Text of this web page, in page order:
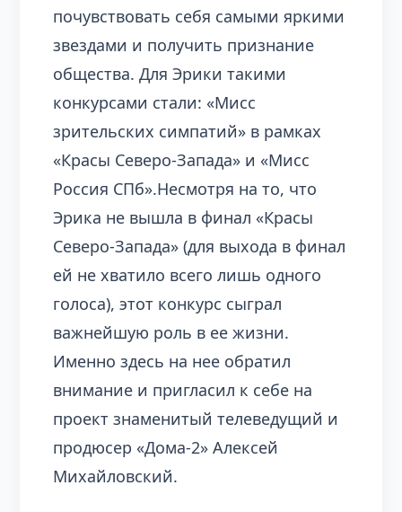
почувствовать себя самыми яркими
звездами и получить признание
общества. Для Эрики такими
конкурсами стали: «Мисс
зрительских симпатий» в рамках
«Красы Северо-Запада» и «Мисс
Россия СПб».Несмотря на то, что
Эрика не вышла в финал «Красы
Северо-Запада» (для выхода в финал
ей не хватило всего лишь одного
голоса), этот конкурс сыграл
важнейшую роль в ее жизни.
Именно здесь на нее обратил
внимание и пригласил к себе на
проект знаменитый телеведущий и
продюсер «Дома-2» Алексей
Михайловский.